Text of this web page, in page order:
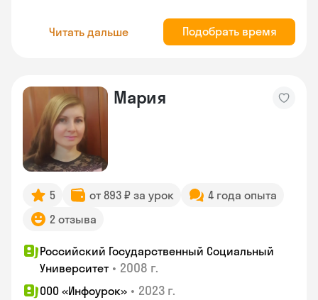
Читать дальше Подобрать время
Мария
5 от 893 ₽ за урок
4 года опыта
2 отзыва
Российский Государственный Социальный
Университет • 2008 г.
ООО «Инфоурок» • 2023 г.